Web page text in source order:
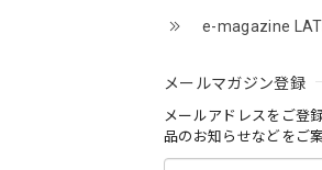
e-magazine
メールマガジン登録
メールアドレスをご登
品のお知らせなどをご